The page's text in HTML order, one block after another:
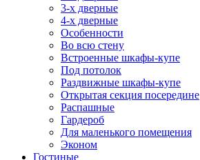
3-х дверные
4-х дверные
Особенности
Во всю стену
Встроенные шкафы-купе
Под потолок
Раздвижные шкафы-купе
Открытая секция посередине
Распашные
Гардероб
Для маленького помещения
Эконом
Гостиные